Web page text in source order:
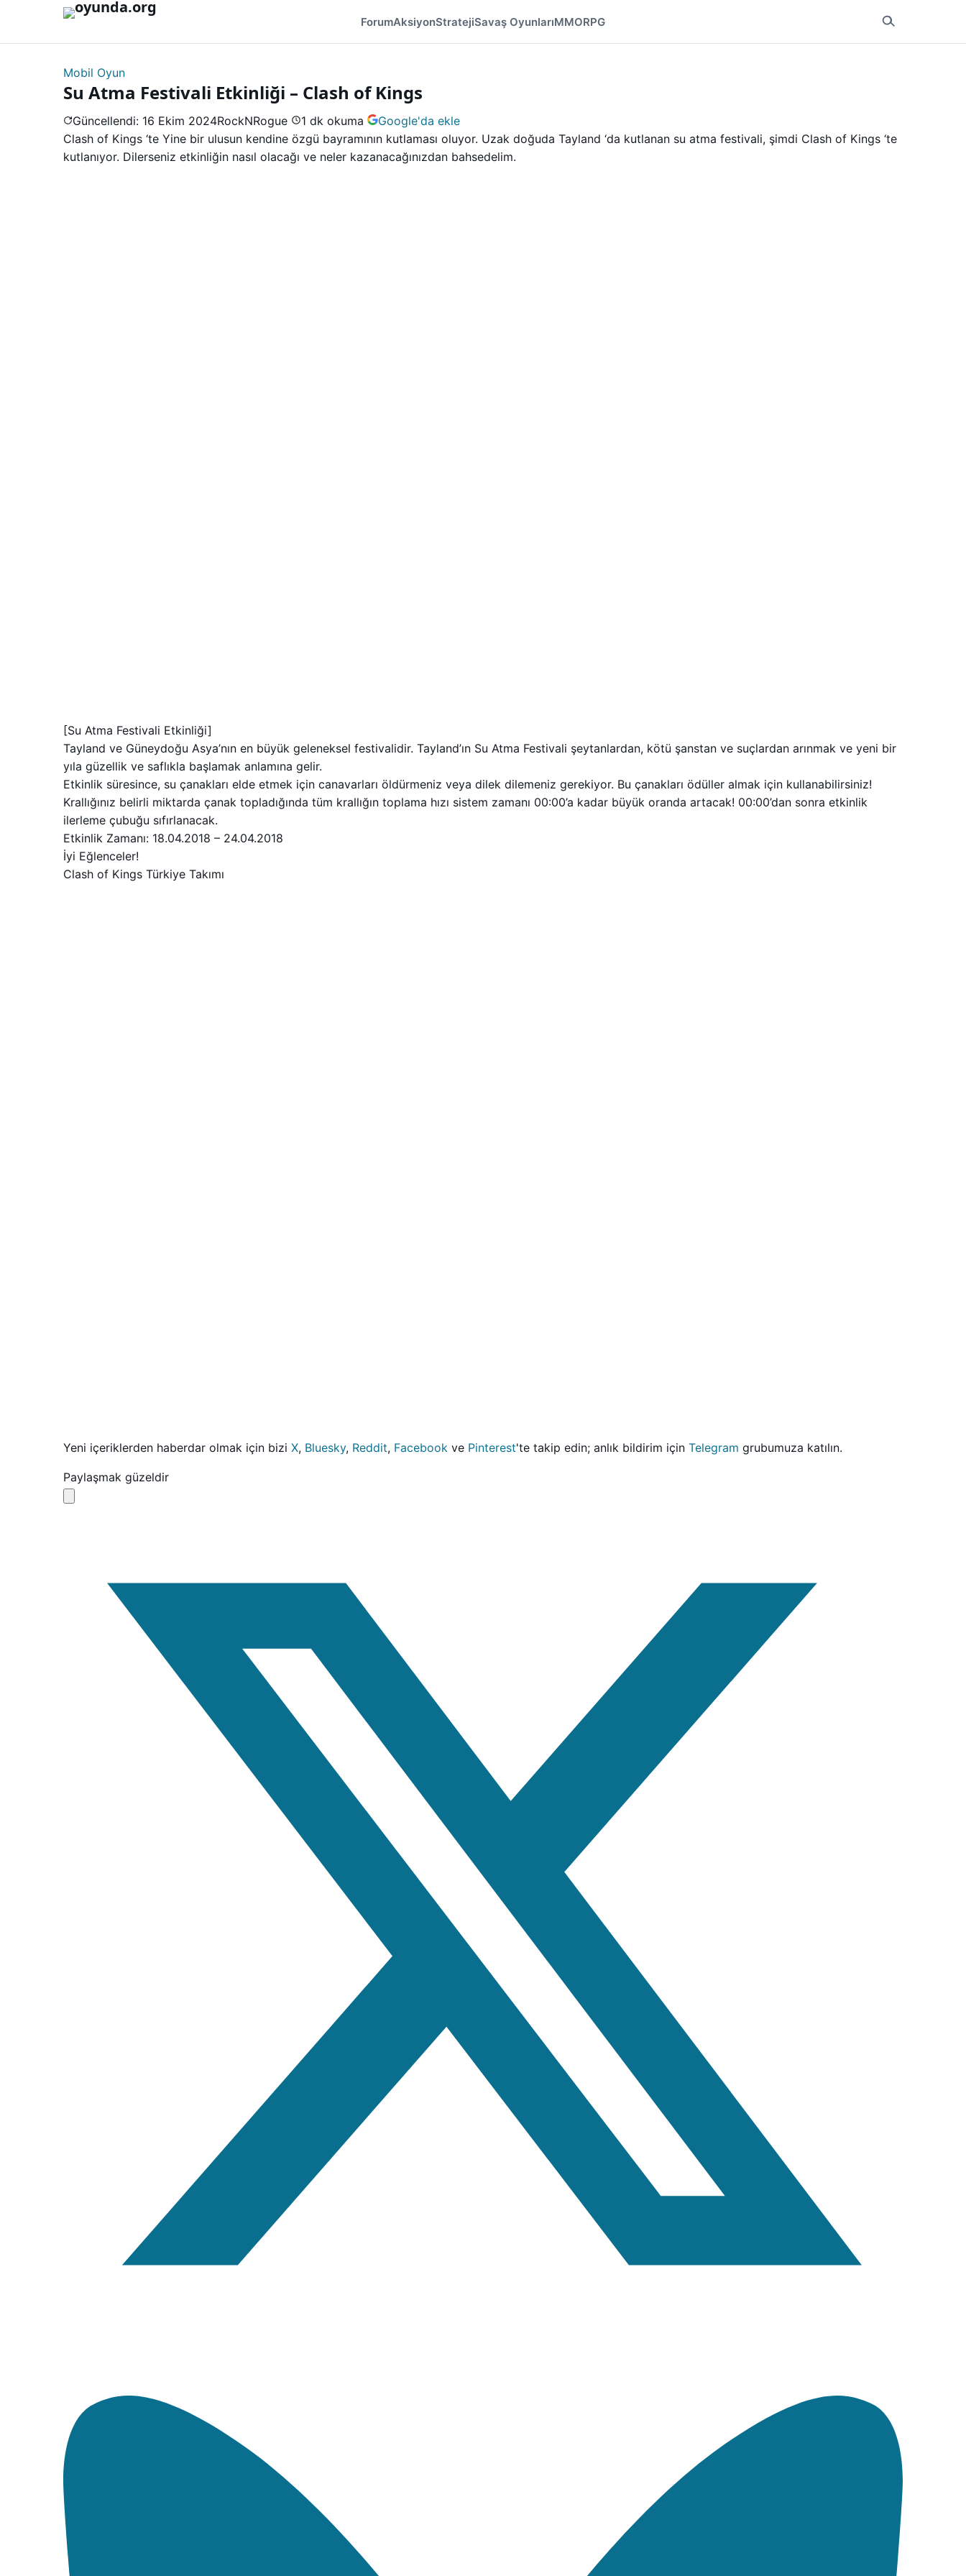
ForumAksiyonStratejiSavaş OyunlarıMMORPG
Mobil Oyun
Su Atma Festivali Etkinliği – Clash of Kings
Güncellendi: 16 Ekim 2024RockNRogue 1 dk okuma
Google'da ekle
Clash of Kings ‘te Yine bir ulusun kendine özgü bayramının kutlaması oluyor. Uzak doğuda Tayland ‘da kutlanan su atma festivali, şimdi Clash of Kings ‘te
kutlanıyor. Dilerseniz etkinliğin nasıl olacağı ve neler kazanacağınızdan bahsedelim.
[Su Atma Festivali Etkinliği]
Tayland ve Güneydoğu Asya’nın en büyük geleneksel festivalidir. Tayland’ın Su Atma Festivali şeytanlardan, kötü şanstan ve suçlardan arınmak ve yeni bir
yıla güzellik ve saflıkla başlamak anlamına gelir.
Etkinlik süresince, su çanakları elde etmek için canavarları öldürmeniz veya dilek dilemeniz gerekiyor. Bu çanakları ödüller almak için kullanabilirsiniz!
Krallığınız belirli miktarda çanak topladığında tüm krallığın toplama hızı sistem zamanı 00:00’a kadar büyük oranda artacak! 00:00’dan sonra etkinlik
ilerleme çubuğu sıfırlanacak.
Etkinlik Zamanı: 18.04.2018 – 24.04.2018
İyi Eğlenceler!
Clash of Kings Türkiye Takımı
Yeni içeriklerden haberdar olmak için bizi X, Bluesky, Reddit, Facebook ve Pinterest'te takip edin; anlık bildirim için Telegram grubumuza katılın.
Paylaşmak güzeldir